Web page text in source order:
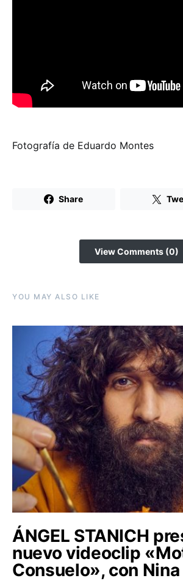
Fotografía de Eduardo Montes
Share
View Comments (0)
YOU MAY ALSO LIKE
ÁNGEL STANICH
nuevo videoclip
Consuelo», con